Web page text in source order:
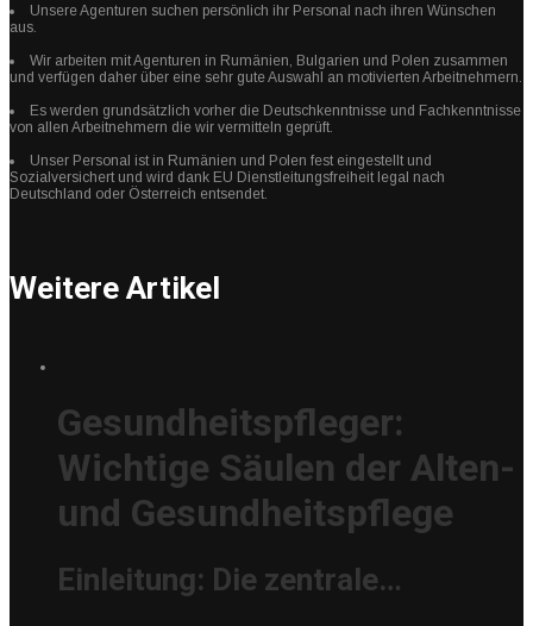
Unsere Agenturen suchen persönlich ihr Personal nach ihren Wünschen
aus.
Wir arbeiten mit Agenturen in Rumänien, Bulgarien und Polen zusammen
und verfügen daher über eine sehr gute Auswahl an motivierten Arbeitnehmern.
Es werden grundsätzlich vorher die Deutschkenntnisse und Fachkenntnisse
von allen Arbeitnehmern die wir vermitteln geprüft.
Unser Personal ist in Rumänien und Polen fest eingestellt und
Sozialversichert und wird dank EU Dienstleitungsfreiheit legal nach
Deutschland oder Österreich entsendet.
Weitere Artikel
Gesundheitspfleger:
Wichtige Säulen der Alten-
und Gesundheitspflege
Einleitung: Die zentrale…